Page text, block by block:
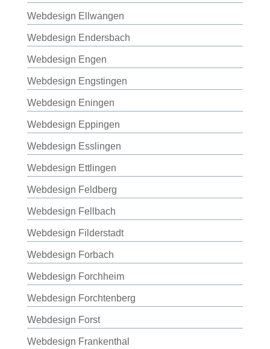
Webdesign Ellwangen
Webdesign Endersbach
Webdesign Engen
Webdesign Engstingen
Webdesign Eningen
Webdesign Eppingen
Webdesign Esslingen
Webdesign Ettlingen
Webdesign Feldberg
Webdesign Fellbach
Webdesign Filderstadt
Webdesign Forbach
Webdesign Forchheim
Webdesign Forchtenberg
Webdesign Forst
Webdesign Frankenthal